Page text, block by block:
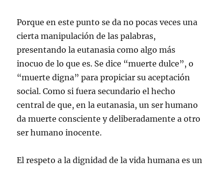
Porque en este punto se da no pocas veces una
cierta manipulación de las palabras,
presentando la eutanasia como algo más
inocuo de lo que es. Se dice “muerte dulce”, o
“muerte digna” para propiciar su aceptación
social. Como si fuera secundario el hecho
central de que, en la eutanasia, un ser humano
da muerte consciente y deliberadamente a otro
ser humano inocente.
El respeto a la dignidad de la vida humana es un